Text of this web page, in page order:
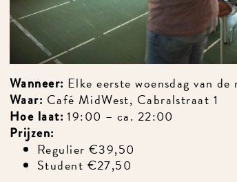
Wanneer:Elke eerste woensdag van de
Waar:Café MidWest, Cabralstraat 1
Hoe laat:19:00 – ca. 22:00
Prijzen:
Regulier €39,50
Student €27,50